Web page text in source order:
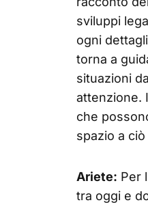
sviluppi
ogni
torna a
situazioni
attenzione.
che
spazio a
Ariete: Per
tra oggi e